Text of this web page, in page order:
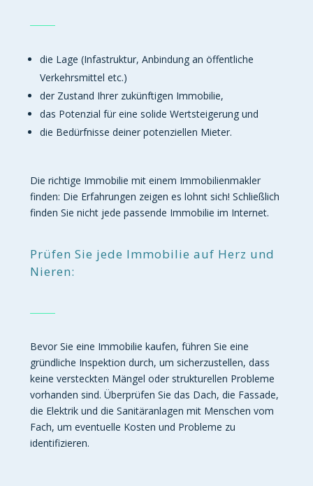
die Lage (Infastruktur, Anbindung an öffentliche
Verkehrsmittel etc.)
der Zustand Ihrer zukünftigen Immobilie,
das Potenzial für eine solide Wertsteigerung und
die Bedürfnisse deiner potenziellen Mieter.
Die richtige Immobilie mit einem Immobilienmakler
finden: Die Erfahrungen zeigen es lohnt sich! Schließlich
finden Sie nicht jede passende Immobilie im Internet.
Prüfen Sie jede Immobilie auf Herz und
Nieren:
Bevor Sie eine Immobilie kaufen, führen Sie eine
gründliche Inspektion durch, um sicherzustellen, dass
keine versteckten Mängel oder strukturellen Probleme
vorhanden sind. Überprüfen Sie das Dach, die Fassade,
die Elektrik und die Sanitäranlagen mit Menschen vom
Fach, um eventuelle Kosten und Probleme zu
identifizieren.